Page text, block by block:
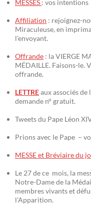
MESSES : vos intentions
Affiliation : rejoignez-
Miraculeuse, en
l’envoyant.
Offrande : la VIERGE
MÉDAILLE. Faisons-le.
offrande.
LETTREaux associés
demande n° gratuit.
Tweets du Pape Léon
Prions avec le Pape –
MESSE et Bréviaire du
Le 27 de ce mois, la
Notre-Dame de la
membres vivants et
l’Apparition.